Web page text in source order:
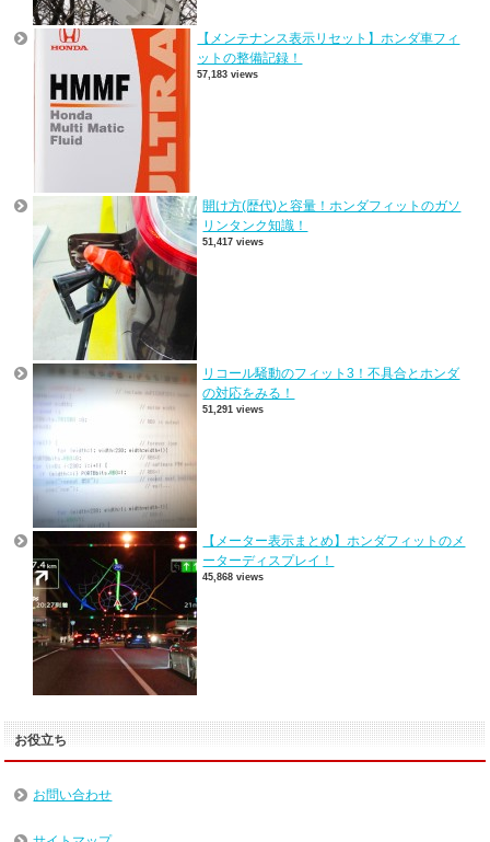
【メンテナンス表示リセット】ホンダ車フィ
ットの整備記録！
57,183 views
開け方(歴代)と容量！ホンダフィットのガソ
リンタンク知識！
51,417 views
リコール騒動のフィット3！不具合とホンダ
の対応をみる！
51,291 views
【メーター表示まとめ】ホンダフィットのメ
ーターディスプレイ！
45,868 views
お役立ち
お問い合わせ